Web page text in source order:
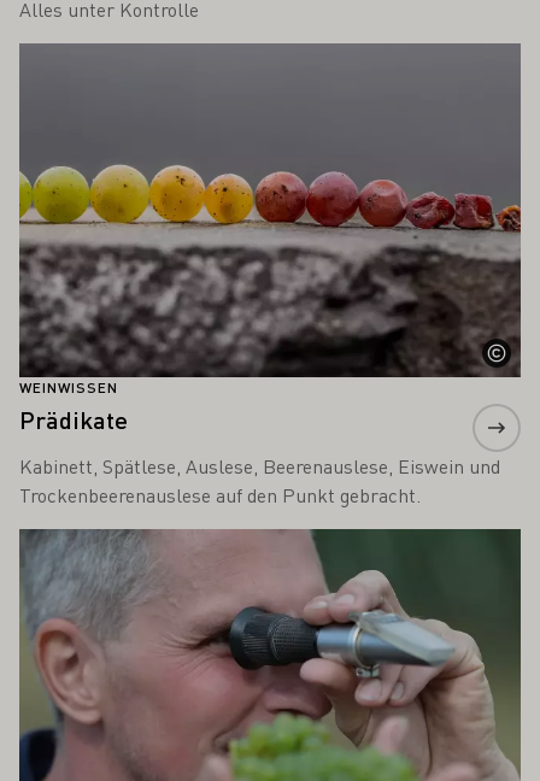
Alles unter Kontrolle
WEINWISSEN
Prädikate
Kabinett, Spätlese, Auslese, Beerenauslese, Eiswein und
Trockenbeerenauslese auf den Punkt gebracht.
Mehr erfahren